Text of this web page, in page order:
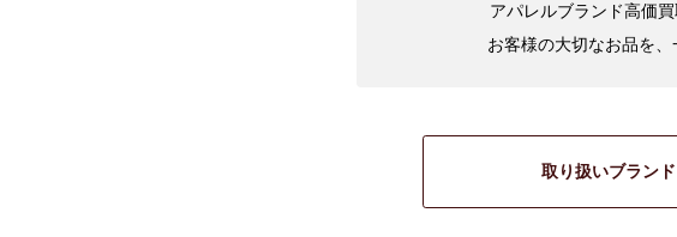
アパレルブランド高価
お客様の大切なお品を
取り扱いブランド